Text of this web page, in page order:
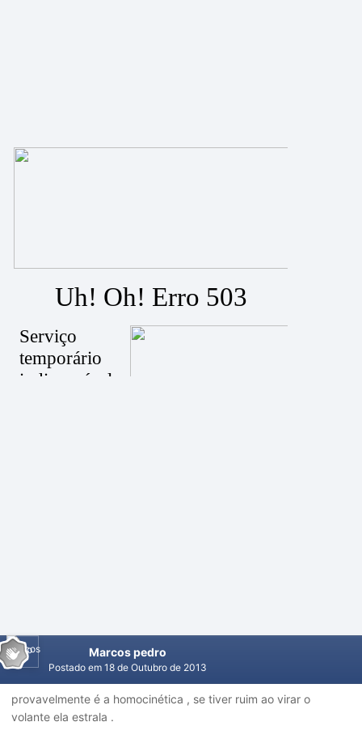
Marcos pedro
Postado em 18 de Outubro de 2013
provavelmente é a homocinética , se tiver ruim ao virar o
volante ela estrala .